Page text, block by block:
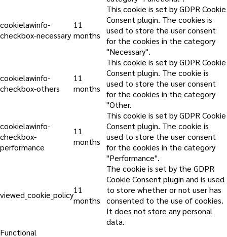
cookielawinfo-
checkbox-necessary
11
months
This cookie is set by GDPR Cookie
Consent plugin. The cookies is
used to store the user consent
for the cookies in the category
"Necessary".
cookielawinfo-
checkbox-others
11
months
This cookie is set by GDPR Cookie
Consent plugin. The cookie is
used to store the user consent
for the cookies in the category
"Other.
cookielawinfo-
checkbox-
performance
11
months
This cookie is set by GDPR Cookie
Consent plugin. The cookie is
used to store the user consent
for the cookies in the category
"Performance".
viewed_cookie_policy11
months
The cookie is set by the GDPR
Cookie Consent plugin and is used
to store whether or not user has
consented to the use of cookies.
It does not store any personal
data.
Functional